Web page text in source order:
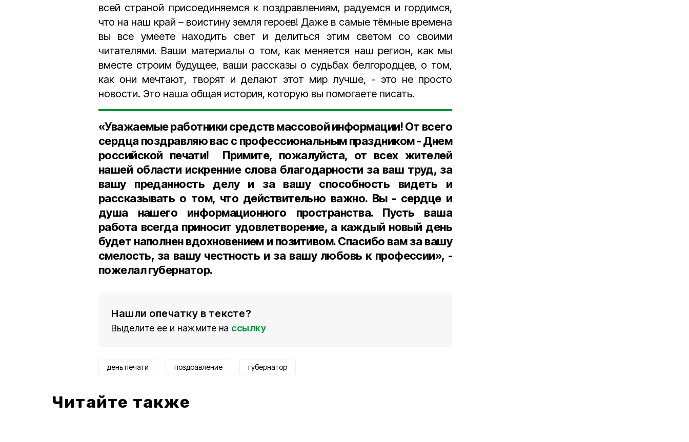
всей страной присоединяемся к поздравлениям, радуемся и гордимся,
что на наш край – воистину земля героев! Даже в самые тёмные времена
вы все умеете находить свет и делиться этим светом со своими
читателями. Ваши материалы о том, как меняется наш регион, как мы
вместе строим будущее, ваши рассказы о судьбах белгородцев, о том,
как они мечтают, творят и делают этот мир лучше, - это не просто
новости. Это наша общая история, которую вы помогаете писать.
«Уважаемые работники средств массовой информации! От всего
сердца поздравляю вас с профессиональным праздником - Днем
российской печати! Примите, пожалуйста, от всех жителей
нашей области искренние слова благодарности за ваш труд, за
вашу преданность делу и за вашу способность видеть и
рассказывать о том, что действительно важно. Вы - сердце и
душа нашего информационного пространства. Пусть ваша
работа всегда приносит удовлетворение, а каждый новый день
будет наполнен вдохновением и позитивом. Спасибо вам за вашу
смелость, за вашу честность и за вашу любовь к профессии», -
пожелал губернатор.
Нашли опечатку в тексте?
Выделите ее и нажмите на ссылку
день печати поздравление губернатор
Читайте также